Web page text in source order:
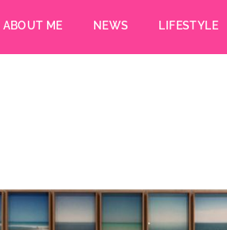
ABOUT ME NEWS LIFESTYLE